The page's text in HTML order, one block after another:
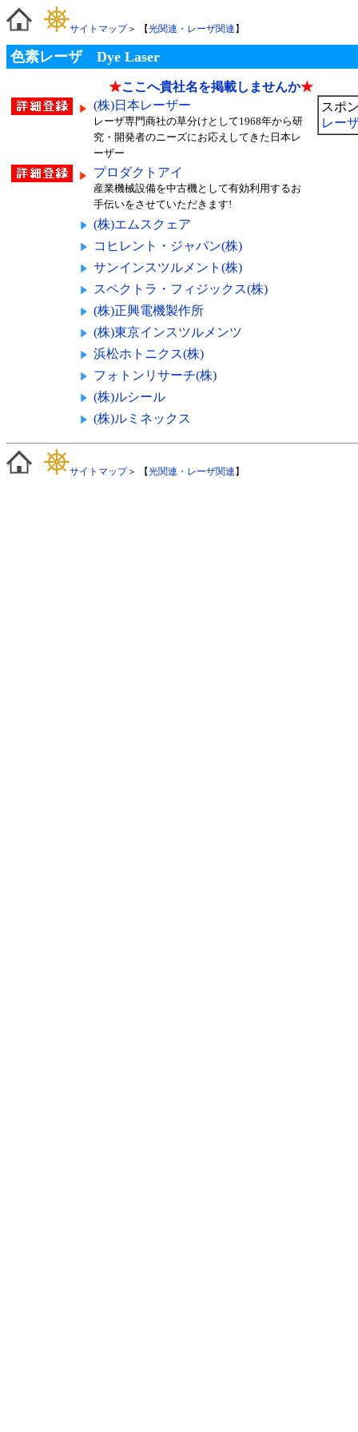
サイトマップ＞ 【光関連・レーザ関連 】
色素レーザ Dye Laser
★ここへ貴社名を掲載しませんか★
(株)日本レーザー
レーザ専門商社の草分けとして1968年から研
究・開発者のニーズにお応えしてきた日本レ
ーザー
プロダクトアイ
産業機械設備を中古機として有効利用するお
手伝いをさせていただきます!
(株)エムスクェア
コヒレント・ジャパン(株)
サンインスツルメント(株)
スペクトラ・フィジックス(株)
(株)正興電機製作所
(株)東京インスツルメンツ
浜松ホトニクス(株)
フォトンリサーチ(株)
(株)ルシール
(株)ルミネックス
スポ
レー
サイトマップ＞ 【光関連・レーザ関連 】